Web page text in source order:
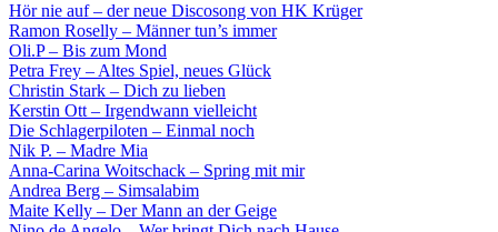
Hör nie auf – der neue Discosong von HK Krüger
Ramon Roselly – Männer tun’s immer
Oli.P – Bis zum Mond
Petra Frey – Altes Spiel, neues Glück
Christin Stark – Dich zu lieben
Kerstin Ott – Irgendwann vielleicht
Die Schlagerpiloten – Einmal noch
Nik P. – Madre Mia
Anna-Carina Woitschack – Spring mit mir
Andrea Berg – Simsalabim
Maite Kelly – Der Mann an der Geige